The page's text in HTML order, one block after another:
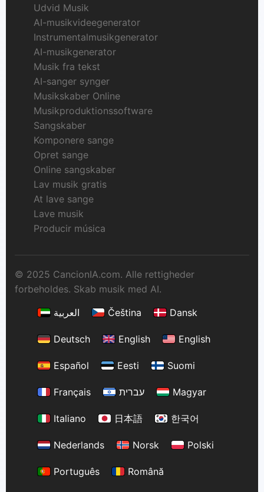
Udvid Musik
AI-musikvideegenerator
Instrumentalmusikgenerator
AI-musikgenerator
Musik fra tekst
AI-sanger synger
Musikskaber Online
Musikproduktionssoftware
Sangskaber
Komponere sange
Opret sange
Online sangskaber
Lav musik gratis
At lave sange
Lave musik
Producir música
© 2025 CancionIA.com. Alle rettigheder
forbeholdes. Skab musik med AI.
العربية
Čeština Dansk
Deutsch English English
Español Eesti Suomi
Français עברית Magyar
Italiano 日本語 한국어
Nederlands Norsk Polski
Português Română